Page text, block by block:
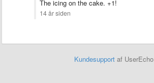
The icing on the cake. +1!
14 år siden
Kundesupport af UserEcho